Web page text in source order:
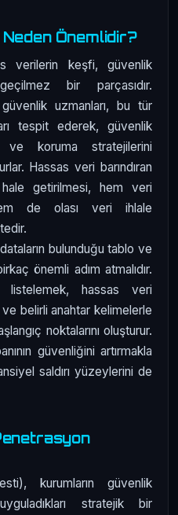
Önemlidir?
verilerin keşfi, güvenlik
bir parçasıdır.
uzmanları, bu tür
tespit ederek, güvenlik
ve koruma stratejilerini
Hassas veri barındıran
hale getirilmesi, hem veri
de olası veri ihlale
bulunduğu tablo ve
önemli adım atmalıdır.
listelemek, hassas veri
belirli anahtar kelimelerle
noktalarını oluşturur.
güvenliğini artırmakla
saldırı yüzeylerini de
kurumların güvenlik
stratejik bir